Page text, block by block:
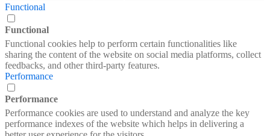
Functional
Functional
Functional cookies help to perform certain functionalities like
sharing the content of the website on social media platforms, collect
feedbacks, and other third-party features.
Performance
Performance
Performance cookies are used to understand and analyze the key
performance indexes of the website which helps in delivering a